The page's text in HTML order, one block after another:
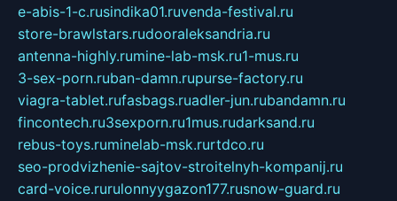
e-abis-1-c.rusindika01.ruvenda-festival.ru
store-brawlstars.rudooraleksandria.ru
antenna-highly.rumine-lab-msk.ru1-mus.ru
3-sex-porn.ruban-damn.rupurse-factory.ru
viagra-tablet.rufasbags.ruadler-jun.rubandamn.ru
fincontech.ru3sexporn.ru1mus.rudarksand.ru
rebus-toys.ruminelab-msk.rurtdco.ru
seo-prodvizhenie-sajtov-stroitelnyh-kompanij.ru
card-voice.rurulonnyygazon177.rusnow-guard.ru